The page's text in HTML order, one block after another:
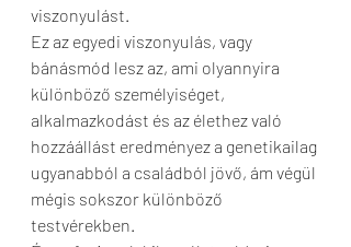
viszonyulást.
Ez az egyedi viszonyulás, vagy
bánásmód lesz az, ami olyannyira
különböző személyiséget,
alkalmazkodást és az élethez való
hozzáállást eredményez a genetikailag
ugyanabból a családból jövő, ám végül
mégis sokszor különböző
testvérekben.